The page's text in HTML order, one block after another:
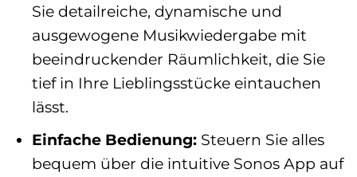
Sie detailreiche, dynamische und
ausgewogene Musikwiedergabe mit
beeindruckender Räumlichkeit, die Sie
tief in Ihre Lieblingsstücke eintauchen
lässt.
Einfache Bedienung:Steuern Sie alles
bequem über die intuitive Sonos App auf